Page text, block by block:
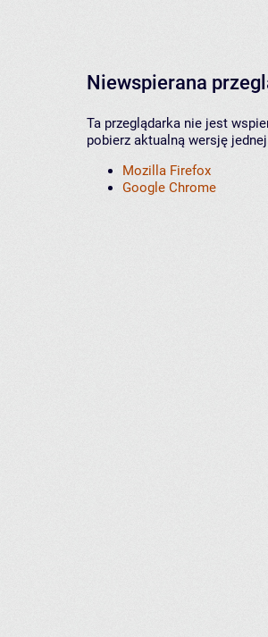
Niewspierana
Ta przeglądarka nie jest
pobierz aktualną wersję
Mozilla Firefox
Google Chrome